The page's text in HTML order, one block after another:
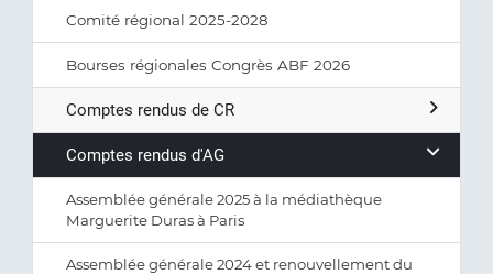
Comité régional 2025-2028
Bourses régionales Congrès ABF 2026
Comptes rendus de CR
Comptes rendus d'AG
Assemblée générale 2025 à la médiathèque
Marguerite Duras à Paris
Assemblée générale 2024 et renouvellement du